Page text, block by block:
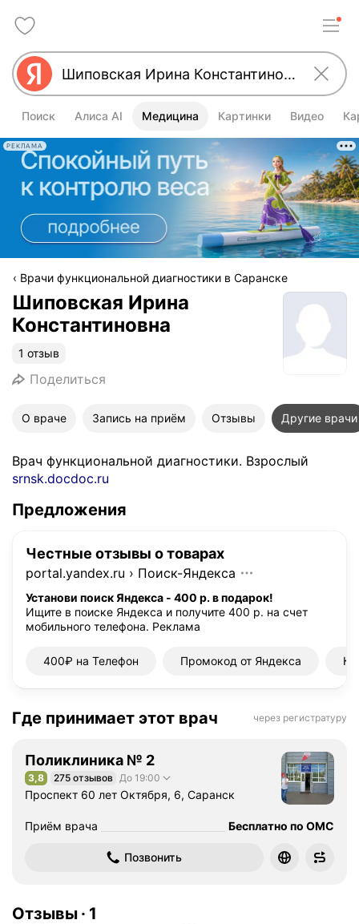
Поиск Алиса AI Медицина Картинки Видео
РЕКЛАМА
Врачи функциональной диагностики в Саранске
Шиповская Ирина
Константиновна
1 отзыв
Поделиться
О враче Запись на приём Отзывы Другие врачи
Врач функциональной диагностики. Взрослый
srnsk.docdoc.ru
Предложения
Честные отзывы о товарах
portal.yandex.ru › Поиск-Яндекса
Установи поиск Яндекса - 400 р. в подарок!
Ищите в поиске Яндекса и получите 400 р. на счет
мобильного телефона. Реклама
400₽ на Телефон Промокод от Яндекса
Где принимает этот врач через регистратуру
Поликлиника № 2
Рейтинг 3,8 из 5
3,8 275 отзывов До 19:00
Проспект 60 лет Октября, 6, Саранск
Приём врача Бесплатно по ОМС
Позвонить
Отзывы · 1